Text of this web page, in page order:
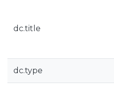
dc.title
dc.type